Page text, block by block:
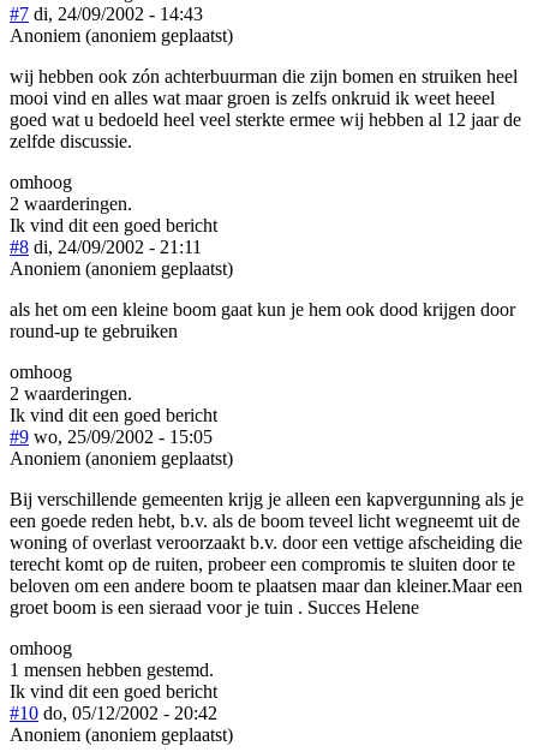
#7 di, 24/09/2002 - 14:43
Anoniem (anoniem geplaatst)
wij hebben ook zón achterbuurman die zijn bomen en struiken heel
mooi vind en alles wat maar groen is zelfs onkruid ik weet heeel
goed wat u bedoeld heel veel sterkte ermee wij hebben al 12 jaar de
zelfde discussie.
omhoog
2 waarderingen.
Ik vind dit een goed bericht
#8 di, 24/09/2002 - 21:11
Anoniem (anoniem geplaatst)
als het om een kleine boom gaat kun je hem ook dood krijgen door
round-up te gebruiken
omhoog
2 waarderingen.
Ik vind dit een goed bericht
#9 wo, 25/09/2002 - 15:05
Anoniem (anoniem geplaatst)
Bij verschillende gemeenten krijg je alleen een kapvergunning als je
een goede reden hebt, b.v. als de boom teveel licht wegneemt uit de
woning of overlast veroorzaakt b.v. door een vettige afscheiding die
terecht komt op de ruiten, probeer een compromis te sluiten door te
beloven om een andere boom te plaatsen maar dan kleiner.Maar een
groet boom is een sieraad voor je tuin . Succes Helene
omhoog
1 mensen hebben gestemd.
Ik vind dit een goed bericht
#10 do, 05/12/2002 - 20:42
Anoniem (anoniem geplaatst)